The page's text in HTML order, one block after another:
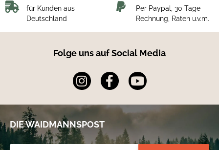
für Kunden aus
Deutschland
Per Paypal, 30 Tage
Rechnung, Raten u.v.m.
Folge uns auf Social Media
DIE WAIDMANNSPOST